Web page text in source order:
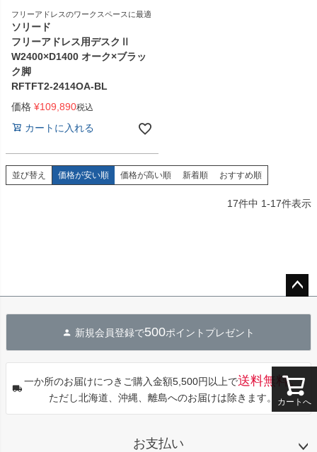
フリーアドレスのワークスペースに最適
ソリード
フリーアドレス用デスクⅡ
W2400×D1400 オーク×ブラッ
ク脚
RFTFT2-2414OA-BL
価格 ¥109,890税込
カートに入れる
並び替え 価格が安い順 価格が高い順 新着順 おすすめ順
17件中 1-17件表示
カートへ
へ
新規会員登録で500ポイントプレゼント
一か所のお届けにつきご購入金額5,500円以上で送料無料。
ただし北海道、沖縄、離島へのお届けは除きます。
お支払い